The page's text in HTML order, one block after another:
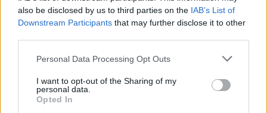
also be disclosed by us to third parties on the IAB’s List of
Downstream Participants that may further disclose it to other
Please note that this website/app uses one or more Google
not limited to your visit or usage behaviour. You may click to
grant or deny consent to Google and its third-party tags to
use your data for below specified purposes in below Google
Personal Data Processing Opt Outs
I want to opt-out of the Sharing of my
personal data.
Opted In